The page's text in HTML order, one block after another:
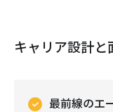
キャリア設計と
最前線のエ